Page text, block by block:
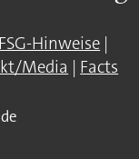
Hinweise |
Media | Facts